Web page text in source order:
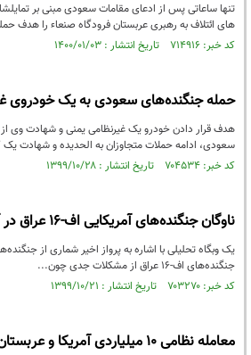
تنها ساعاتی پس از ادعای مقامات سعودی مبنی بر
های ائتلاف به رهبری عربستان فرودگاه صنعاء را هدف
کد خبر: ۷۱۴۹۱۶ تاریخ انتشار : ۱۴۰۰/۰۱/۰۳
حمله جنگنده‌های سعودی به یک خودروی
هدف قرار دادن خودرو یک غیرنظامی یمنی و شهادت وی
سعودی، ادامه حملات متجاوزان به الحدیده و شهادت
کد خبر: ۷۰۴۵۳۴ تاریخ انتشار : ۱۳۹۹/۱۰/۲۸
ناوگان جنگنده‌های آمریکایی اف-16 عراق در آستانه فروپاشی قرار داد
جنگنده‌های اف-16 عراق از مشکلات جدی چون...
کد خبر: ۷۰۳۲۷۰ تاریخ انتشار : ۱۳۹۹/۱۰/۲۱
معامله نظامی ۱۰ میلیاردی آمریکا و عربستان